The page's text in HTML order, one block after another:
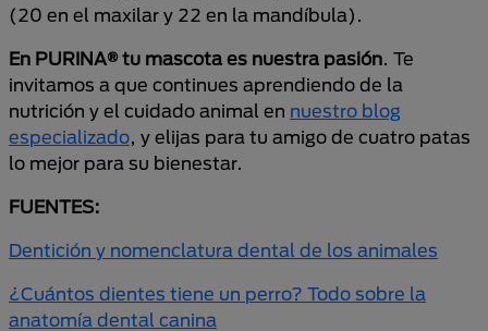
(20 en el maxilar y 22 en la mandíbula).
En PURINA® tu mascota es nuestra pasión. Te
invitamos a que continues aprendiendo de la
nutrición y el cuidado animal en nuestro blog
especializado, y elijas para tu amigo de cuatro patas
lo mejor para su bienestar.
FUENTES:
Dentición y nomenclatura dental de los animales
¿Cuántos dientes tiene un perro? Todo sobre la
anatomía dental canina